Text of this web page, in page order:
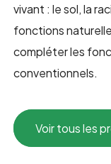
vivant : le sol, la
fonctions
compléter les
conventionnels.
Voir tous les